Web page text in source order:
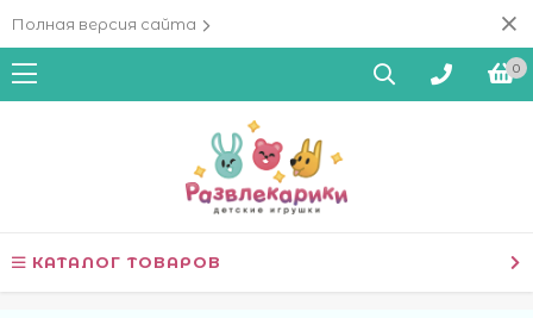
Полная версия сайта
0
КАТАЛОГ ТОВАРОВ